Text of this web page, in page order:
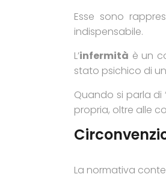
Esse sono
indispensabile.
L’infermità è un
stato psichico di
Quando si parla di
propria, oltre alle
La normativa